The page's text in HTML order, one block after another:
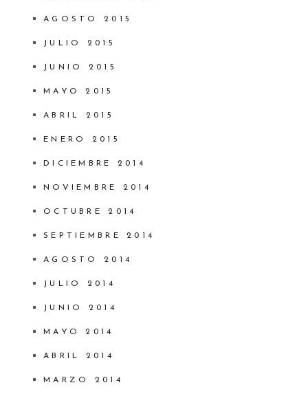
AGOSTO 2015
JULIO 2015
JUNIO 2015
MAYO 2015
ABRIL 2015
ENERO 2015
DICIEMBRE 2014
NOVIEMBRE 2014
OCTUBRE 2014
SEPTIEMBRE 2014
AGOSTO 2014
JULIO 2014
JUNIO 2014
MAYO 2014
ABRIL 2014
MARZO 2014